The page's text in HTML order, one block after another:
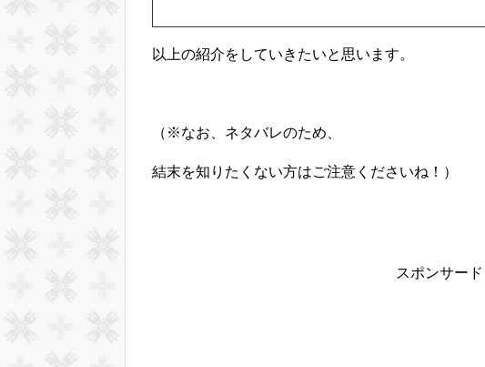
以上の紹介をしていきたいと思います。
（※なお、ネタバレのため、
結末を知りたくない方はご注意くださいね！）
スポンサー